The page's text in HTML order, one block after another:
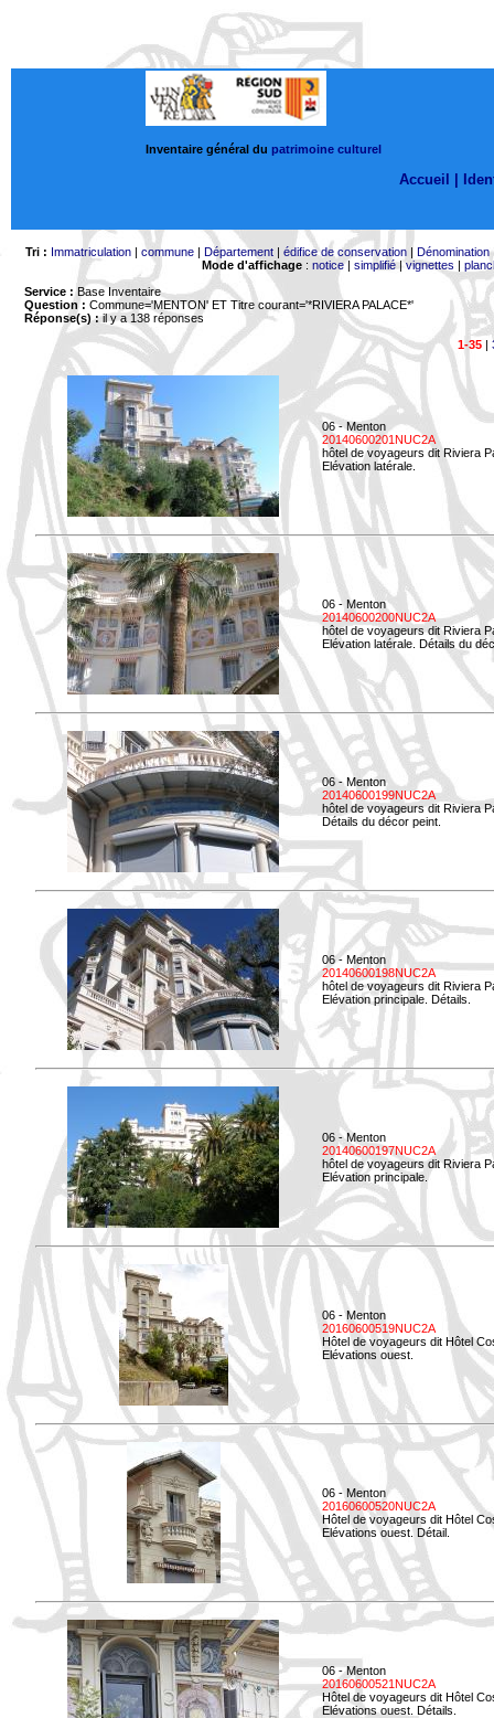
Inventaire général du patrimoine culturel
Accueil |
Tri : Immatriculation| commune| Département| édifice de conservation| Dénomination
Mode d'affichage: notice| simplifié|vignettes |
Service : Base Inventaire
Question : Commune='MENTON' ET Titre courant='*RIVIERA PALACE*'
Réponse(s) :il y a 138 réponses
1-35|
06 - Menton
20140600201NUC2A
hôtel de voyageurs dit Riviera
Elévation latérale.
06 - Menton
20140600200NUC2A
hôtel de voyageurs dit Riviera
Elévation latérale. Détails du
06 - Menton
20140600199NUC2A
hôtel de voyageurs dit Riviera
Détails du décor peint.
06 - Menton
20140600198NUC2A
hôtel de voyageurs dit Riviera
Elévation principale. Détails.
06 - Menton
20140600197NUC2A
hôtel de voyageurs dit Riviera
Elévation principale.
06 - Menton
20160600519NUC2A
Hôtel de voyageurs dit Hôtel
Elévations ouest.
06 - Menton
20160600520NUC2A
Hôtel de voyageurs dit Hôtel
Elévations ouest. Détail.
06 - Menton
20160600521NUC2A
Hôtel de voyageurs dit Hôtel
Elévations ouest. Détails.